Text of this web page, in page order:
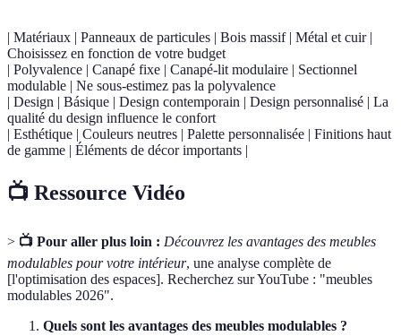
| Matériaux | Panneaux de particules | Bois massif | Métal et cuir |
Choisissez en fonction de votre budget
| Polyvalence | Canapé fixe | Canapé-lit modulaire | Sectionnel
modulable | Ne sous-estimez pas la polyvalence
| Design | Básique | Design contemporain | Design personnalisé | La
qualité du design influence le confort
| Esthétique | Couleurs neutres | Palette personnalisée | Finitions haut
de gamme | Éléments de décor importants |
📺 Ressource Vidéo
> 📺 Pour aller plus loin : Découvrez les avantages des meubles
modulables pour votre intérieur, une analyse complète de
[l'optimisation des espaces]. Recherchez sur YouTube : "meubles
modulables 2026".
Quels sont les avantages des meubles modulables ?